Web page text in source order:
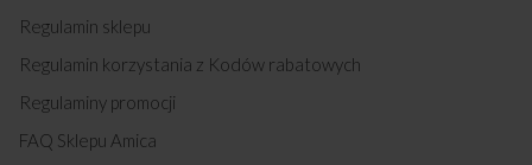
Regulamin sklepu
Regulamin korzystania z Kodów rabatowych
Regulaminy promocji
FAQ Sklepu Amica